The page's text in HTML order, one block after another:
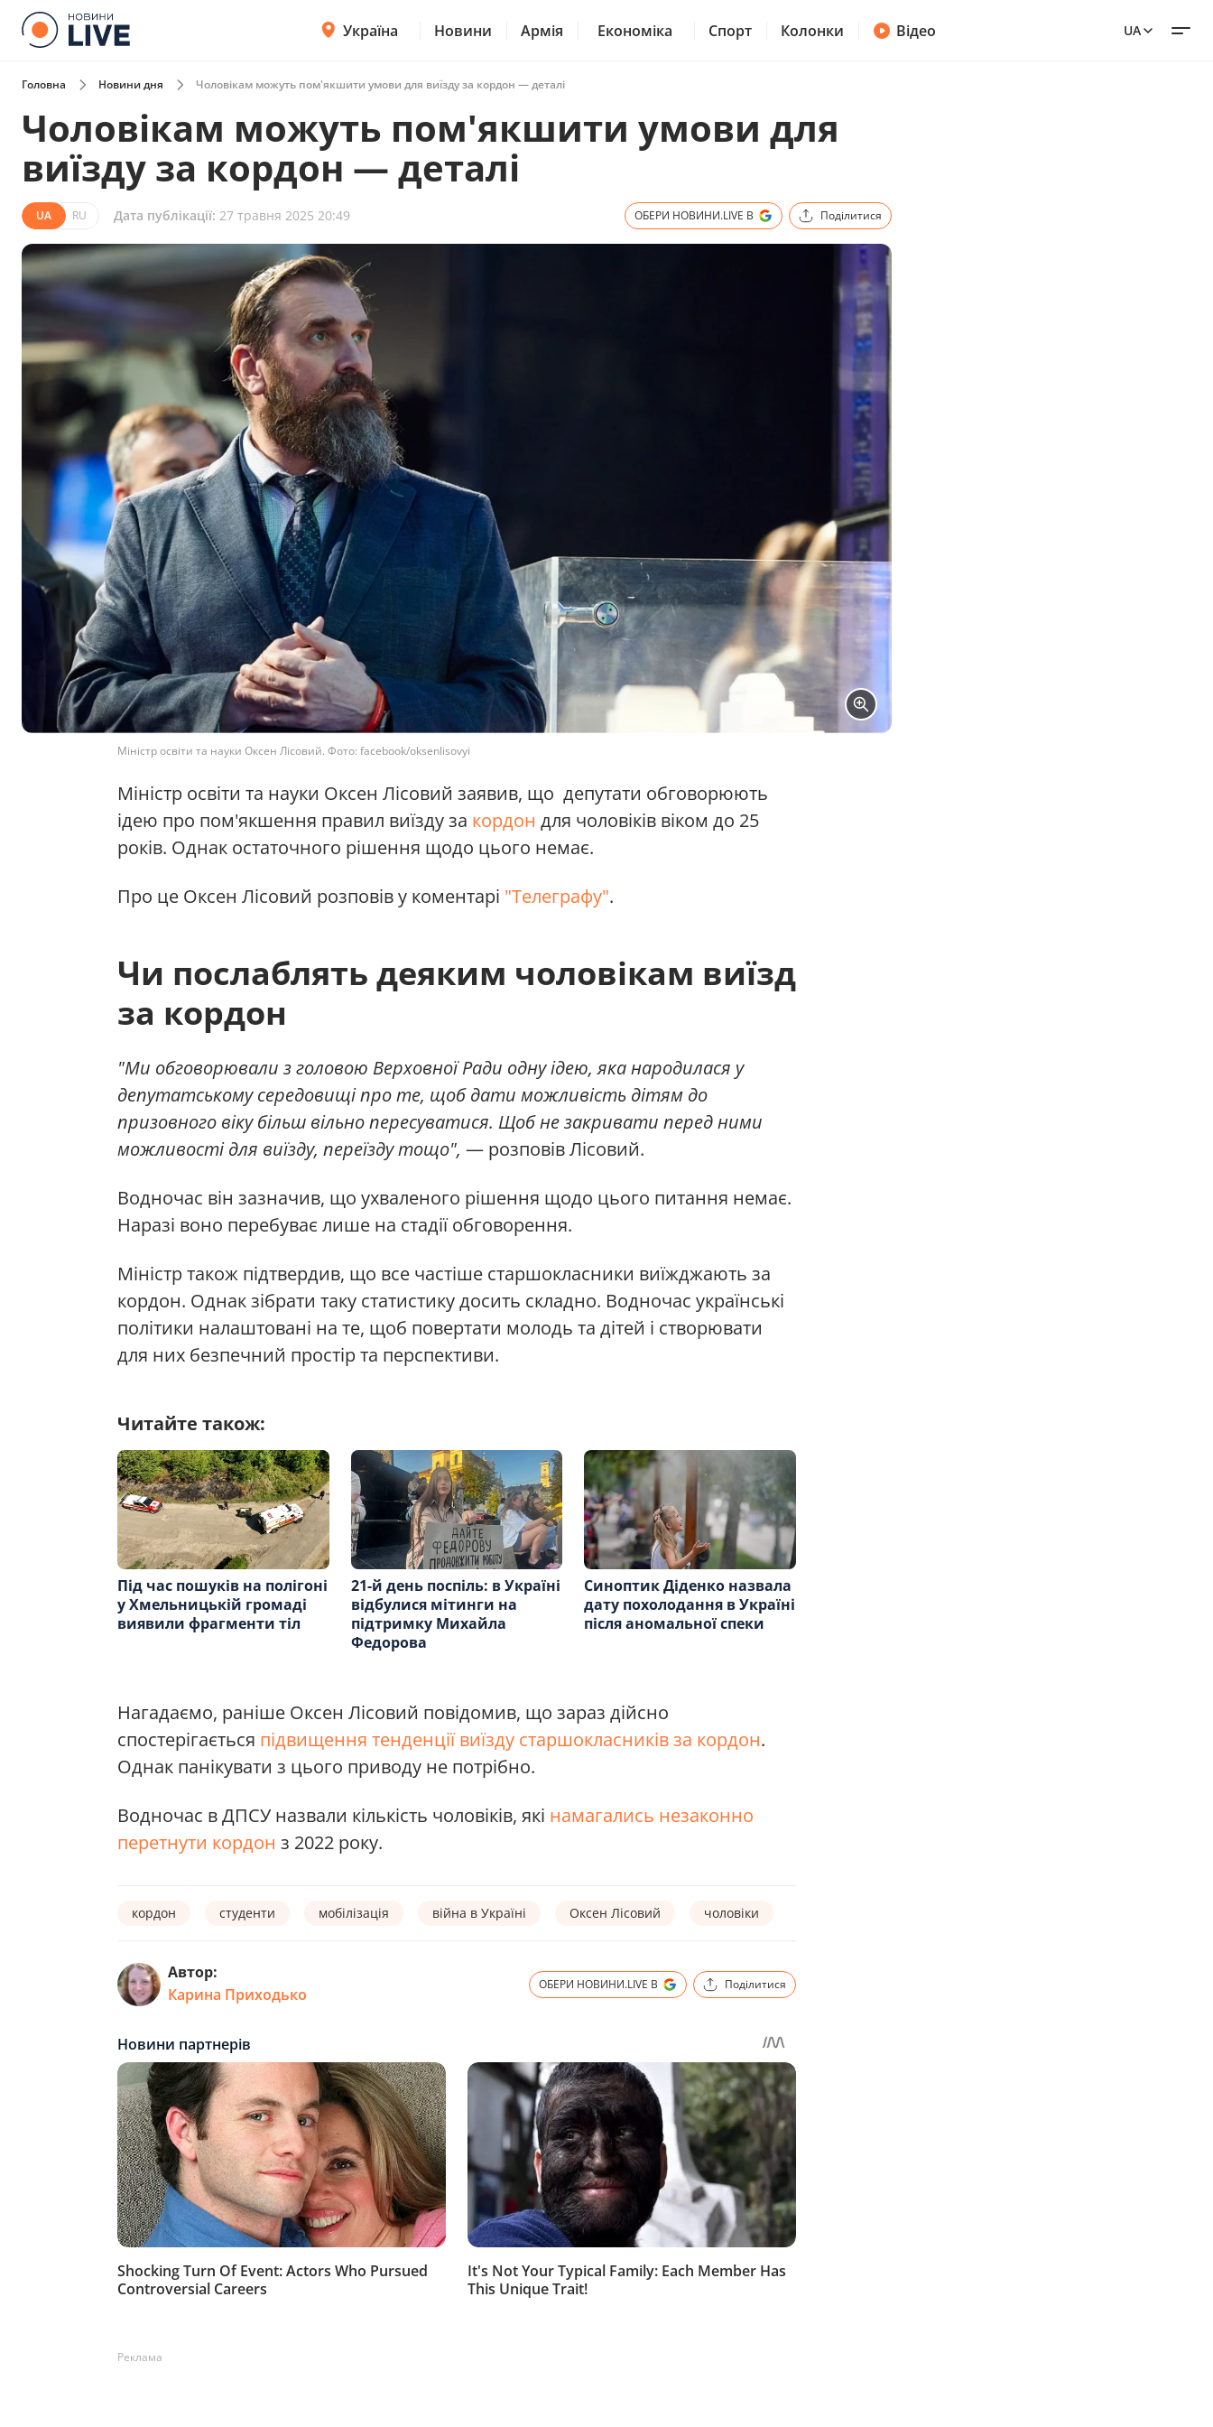
Україна Новини Армія Економіка Спорт Колонки Відео UA
Головна Новини дня Чоловікам можуть пом'якшити умови для виїзду за кордон — деталі
Чоловікам можуть пом'якшити умови для
виїзду за кордон — деталі
UA RU Дата публікації: 27 травня 2025 20:49 ОБЕРИ НОВИНИ.LIVE В Поділитися
Міністр освіти та науки Оксен Лісовий. Фото: facebook/oksenlisovyi
Міністр освіти та науки Оксен Лісовий заявив, що депутати обговорюють
ідею про пом'якшення правил виїзду за кордон для чоловіків віком до 25
років. Однак остаточного рішення щодо цього немає.
Про це Оксен Лісовий розповів у коментарі "Телеграфу".
Чи послаблять деяким чоловікам виїзд
за кордон
"Ми обговорювали з головою Верховної Ради одну ідею, яка народилася у
депутатському середовищі про те, щоб дати можливість дітям до
призовного віку більш вільно пересуватися. Щоб не закривати перед ними
можливості для виїзду, переїзду тощо", — розповів Лісовий.
Водночас він зазначив, що ухваленого рішення щодо цього питання немає.
Наразі воно перебуває лише на стадії обговорення.
Міністр також підтвердив, що все частіше старшокласники виїжджають за
кордон. Однак зібрати таку статистику досить складно. Водночас українські
політики налаштовані на те, щоб повертати молодь та дітей і створювати
для них безпечний простір та перспективи.
Читайте також:
Під час пошуків на полігоні
у Хмельницькій громаді
виявили фрагменти тіл
21-й день поспіль: в Україні
відбулися мітинги на
підтримку Михайла
Федорова
Синоптик Діденко назвала
дату похолодання в Україні
після аномальної спеки
Нагадаємо, раніше Оксен Лісовий повідомив, що зараз дійсно
спостерігається підвищення тенденції виїзду старшокласників за кордон.
Однак панікувати з цього приводу не потрібно.
Водночас в ДПСУ назвали кількість чоловіків, які намагались незаконно
перетнути кордон з 2022 року.
кордон студенти мобілізація війна в Україні Оксен Лісовий чоловіки
Автор:
Карина Приходько
ОБЕРИ НОВИНИ.LIVE В Поділитися
Реклама